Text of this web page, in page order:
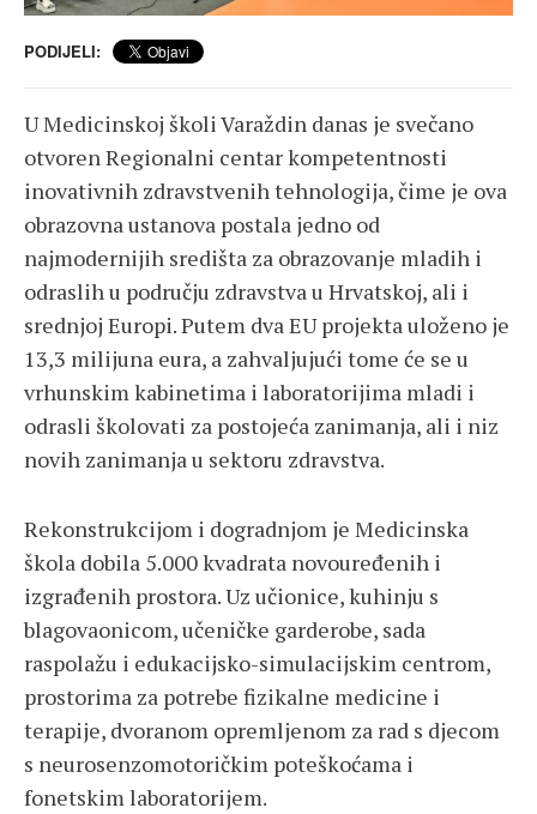
PODIJELI:
U Medicinskoj školi Varaždin danas je svečano
otvoren Regionalni centar kompetentnosti
inovativnih zdravstvenih tehnologija, čime je ova
obrazovna ustanova postala jedno od
najmodernijih središta za obrazovanje mladih i
odraslih u području zdravstva u Hrvatskoj, ali i
srednjoj Europi. Putem dva EU projekta uloženo je
13,3 milijuna eura, a zahvaljujući tome će se u
vrhunskim kabinetima i laboratorijima mladi i
odrasli školovati za postojeća zanimanja, ali i niz
novih zanimanja u sektoru zdravstva.
Rekonstrukcijom i dogradnjom je Medicinska
škola dobila 5.000 kvadrata novouređenih i
izgrađenih prostora. Uz učionice, kuhinju s
blagovaonicom, učeničke garderobe, sada
raspolažu i edukacijsko-simulacijskim centrom,
prostorima za potrebe fizikalne medicine i
terapije, dvoranom opremljenom za rad s djecom
s neurosenzomotoričkim poteškoćama i
fonetskim laboratorijem.